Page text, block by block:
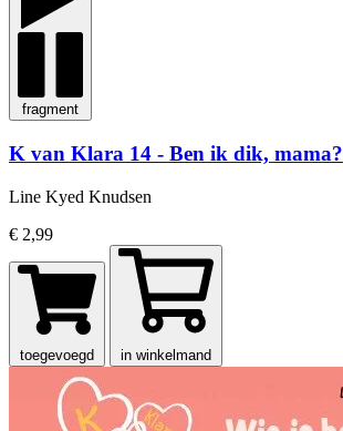
fragment
K van Klara 14 - Ben ik dik, mama?
Line Kyed Knudsen
€ 2,99
toegevoegd in winkelmand